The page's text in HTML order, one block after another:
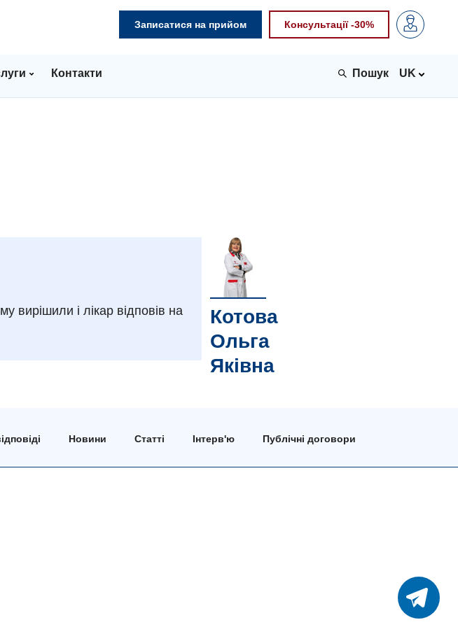
Записатися на прийом Консультації -30%
Контакти UK
і лікар відповів на
Котова
Ольга
Яківна
Новини Статті Інтерв'ю Публічні договори